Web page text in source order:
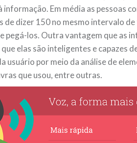
Em média as pessoas
de dizer 150 no mesmo intervalo
pegá-los. Outra vantagem que as
elas são inteligentes e capazes
usuário por meio da análise de
que usou, entre outras.